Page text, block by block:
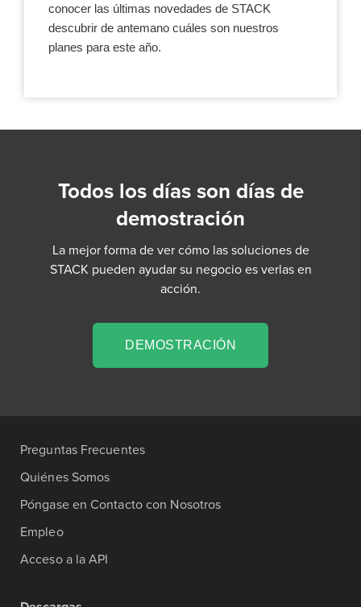
conocer las últimas novedades de STACK
descubrir de antemano cuáles son nuestros
planes para este año.
Todos los días son días de
demostración
La mejor forma de ver cómo las soluciones de
STACK pueden ayudar su negocio es verlas en
acción.
DEMOSTRACIÓN
Preguntas Frecuentes
Quiénes Somos
Póngase en Contacto con Nosotros
Empleo
Acceso a la API